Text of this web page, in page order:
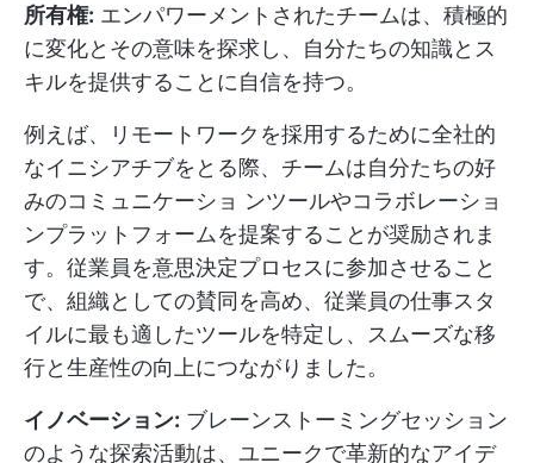
所有権: エンパワーメントされたチームは、積極的
に変化とその意味を探求し、自分たちの知識とス
キルを提供することに自信を持つ。
例えば、リモートワークを採用するために全社的
なイニシアチブをとる際、チームは自分たちの好
みのコミュニケーショ ンツールやコラボレーショ
ンプラットフォームを提案することが奨励されま
す。従業員を意思決定プロセスに参加させること
で、組織としての賛同を高め、従業員の仕事スタ
イルに最も適したツールを特定し、スムーズな移
行と生産性の向上につながりました。
イノベーション: ブレーンストーミングセッション
のような探索活動は、ユニークで革新的なアイデ